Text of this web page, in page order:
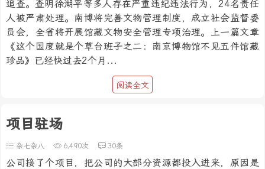
追查。查明徐湖平等多人存在严重违纪违法行为，24名责任
人被严肃处理。南博将完善文物管理制度，成立社会监督委
员会，全省将开展馆藏文物安全管理专项治理。上一篇文章
《这个国度就是个草台班子之二：南京博物馆不见五件馆藏
珍品》已经快过去2个月...
阅读全文
项目驻场
杂七杂八 6,490次 30条
公司接了个项目，把公司的大部分资源都投入进来，原因是